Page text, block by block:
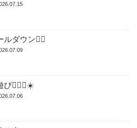
ルダウン😮‍💨
び🏊🏻‍♂️☀️